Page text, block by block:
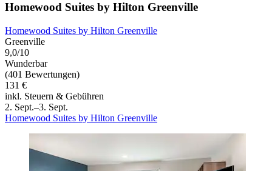
Homewood Suites by Hilton Greenville
Homewood Suites by Hilton Greenville
Greenville
9,0/10
Wunderbar
(401 Bewertungen)
131 €
inkl. Steuern & Gebühren
2. Sept.–3. Sept.
Homewood Suites by Hilton Greenville